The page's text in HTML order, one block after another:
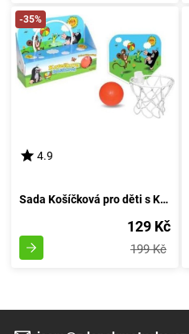
-35%
4.9
Sada Košíčková pro děti s Krtečkem 33 x 25 cm
129 Kč
199 Kč